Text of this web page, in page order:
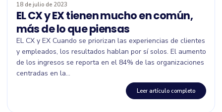
18 de julio de 2023
EL CX y EX tienen mucho en común,
más de lo que piensas
EL CX y EX Cuando se priorizan las experiencias de clientes
y empleados, los resultados hablan por sí solos. El aumento
de los ingresos se reporta en el 84% de las organizaciones
centradas en la...
Leer artículo completo